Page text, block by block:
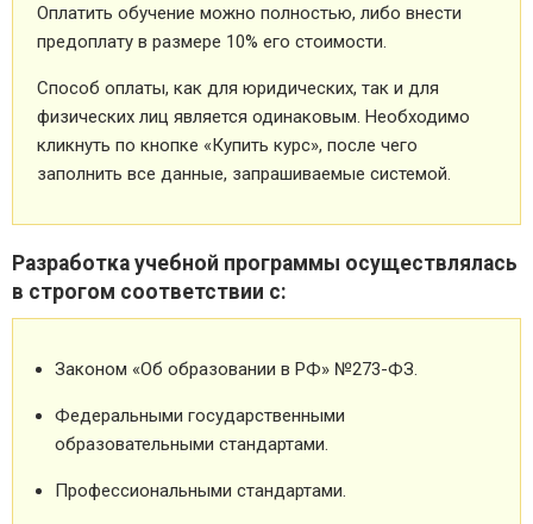
Оплатить обучение можно полностью, либо внести
предоплату в размере 10% его стоимости.
Способ оплаты, как для юридических, так и для
физических лиц является одинаковым. Необходимо
кликнуть по кнопке «Купить курс», после чего
заполнить все данные, запрашиваемые системой.
Разработка учебной программы осуществлялась
в строгом соответствии с:
Законом «Об образовании в РФ» №273-ФЗ.
Федеральными государственными
образовательными стандартами.
Профессиональными стандартами.